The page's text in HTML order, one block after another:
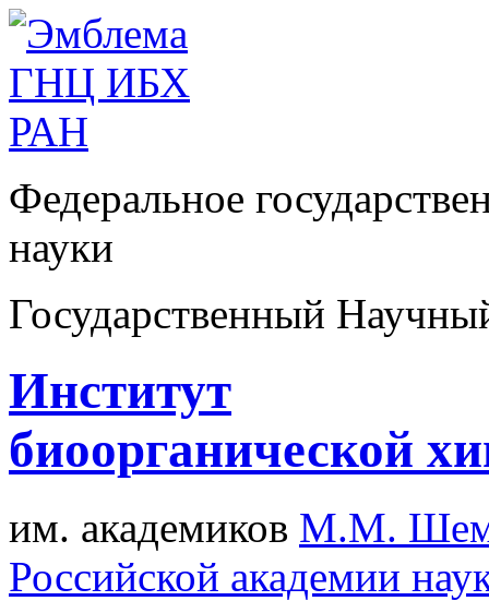
Федеральное
науки
Государственный
Институт
биоорганической
им. академиков М.М.
Российской академии